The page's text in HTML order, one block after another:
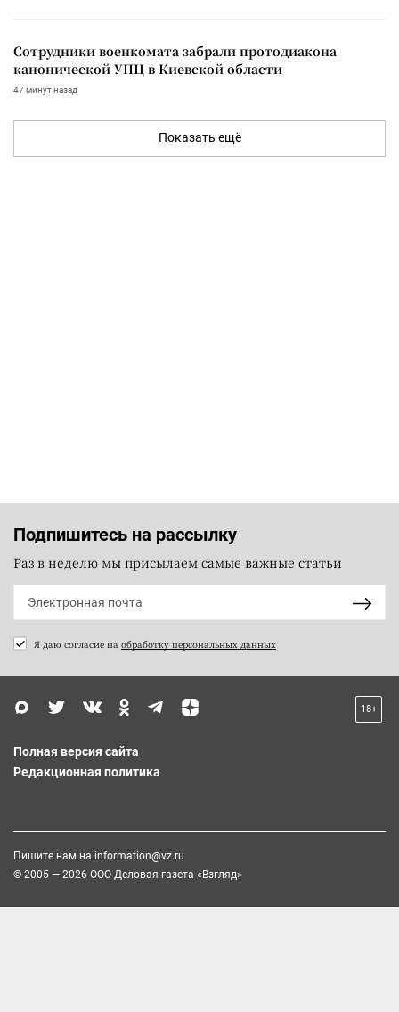
Сотрудники военкомата забрали протодиакона
канонической УПЦ в Киевской области
47 минут назад
Показать ещё
Подпишитесь на рассылку
Раз в неделю мы присылаем самые важные статьи
Я даю согласие на обработку персональных данных
18+
Полная версия сайта
Редакционная политика
Пишите нам на information@vz.ru
© 2005 — 2026 ООО Деловая газета «Взгляд»